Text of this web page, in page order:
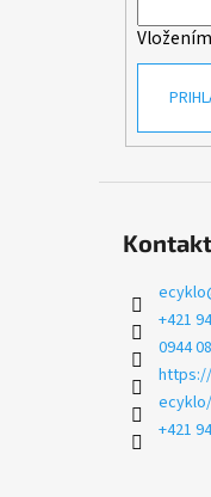
Kontakt
ecyklo
+421
0944
+421